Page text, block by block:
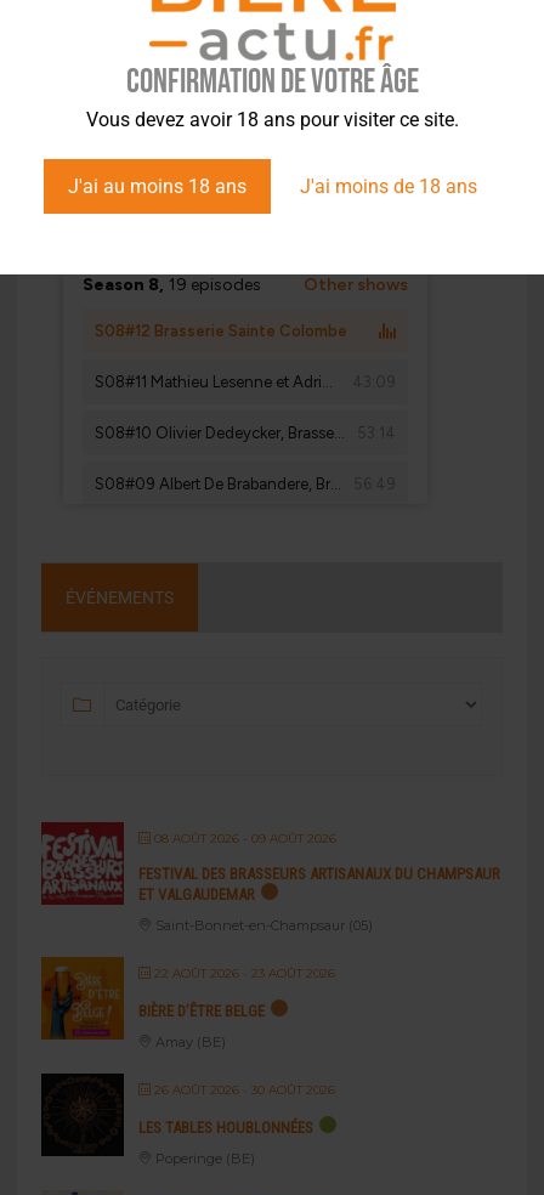
Confirmation de votre âge
Vous devez avoir 18 ans pour visiter ce site.
J'ai au moins 18 ans J'ai moins de 18 ans
ÉVÉNEMENTS
08 AOÛT 2026- 09 AOÛT 2026
FESTIVAL DES BRASSEURS ARTISANAUX DU CHAMPSAUR
ET VALGAUDEMAR
Saint-Bonnet-en-Champsaur (05)
22 AOÛT 2026- 23 AOÛT 2026
BIÈRE D’ÊTRE BELGE
Amay (BE)
26 AOÛT 2026- 30 AOÛT 2026
LES TABLES HOUBLONNÉES
Poperinge (BE)